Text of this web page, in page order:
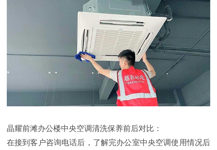
晶耀前滩办公楼中央空调清洗保养前后对比：
在接到客户咨询电话后，了解完办公室中央空调使用情况后